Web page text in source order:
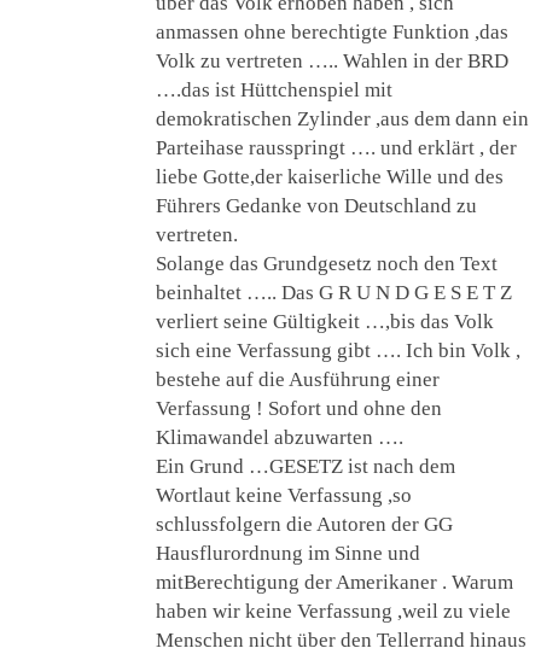
anmassen ohne berechtigte Funktion ,das
Volk zu vertreten ….. Wahlen in der BRD
….das ist Hüttchenspiel mit
demokratischen Zylinder ,aus dem dann ein
Parteihase rausspringt …. und erklärt , der
liebe Gotte,der kaiserliche Wille und des
Führers Gedanke von Deutschland zu
vertreten.
Solange das Grundgesetz noch den Text
beinhaltet ….. Das G R U N D G E S E T Z
verliert seine Gültigkeit …,bis das Volk
sich eine Verfassung gibt …. Ich bin Volk ,
bestehe auf die Ausführung einer
Verfassung ! Sofort und ohne den
Klimawandel abzuwarten ….
Ein Grund …GESETZ ist nach dem
Wortlaut keine Verfassung ,so
schlussfolgern die Autoren der GG
Hausflurordnung im Sinne und
mitBerechtigung der Amerikaner . Warum
haben wir keine Verfassung ,weil zu viele
Menschen nicht über den Tellerrand hinaus